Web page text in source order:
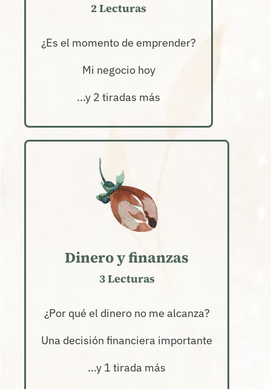
2 Lecturas
¿Es el momento de emprender?
Mi negocio hoy
...y 2 tiradas más
Dinero y finanzas
3 Lecturas
¿Por qué el dinero no me alcanza?
Una decisión financiera importante
...y 1 tirada más